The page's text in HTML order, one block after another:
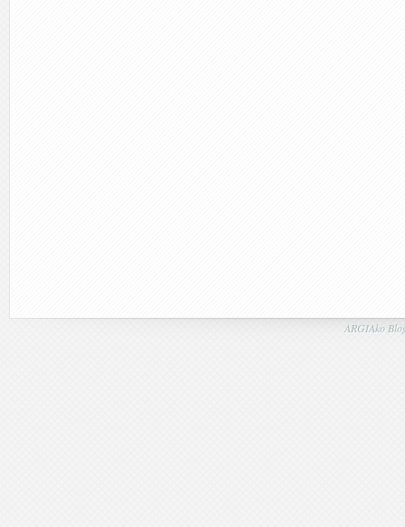
ARGIAko